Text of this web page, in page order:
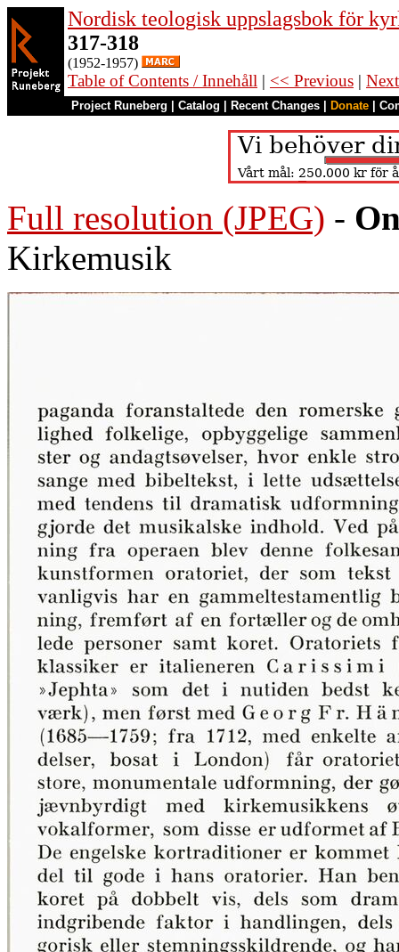
Nordisk teologisk uppslagsbok för
317-318
(1952-1957)
Table of Contents / Innehåll | << Previous |
Project Runeberg Catalog Recent Changes Donate
Full resolution (JPEG) -
Kirkemusik